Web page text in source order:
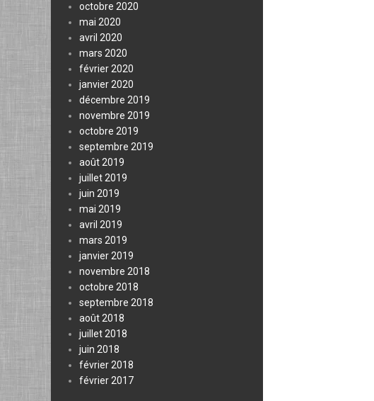
octobre 2020
mai 2020
avril 2020
mars 2020
février 2020
janvier 2020
décembre 2019
novembre 2019
octobre 2019
septembre 2019
août 2019
juillet 2019
juin 2019
mai 2019
avril 2019
mars 2019
janvier 2019
novembre 2018
octobre 2018
septembre 2018
août 2018
juillet 2018
juin 2018
février 2018
février 2017